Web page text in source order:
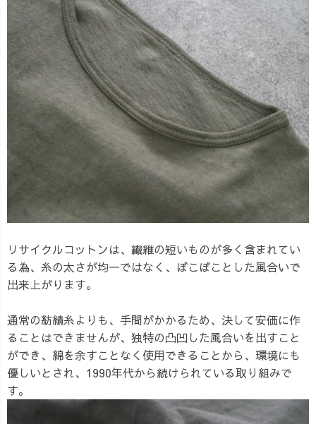
リサイクルコットンは、繊維の短いものが多く含まれてい
る為、糸の太さが均一ではなく、ぼこぼことした風合いで
出来上がります。
通常の紡績糸よりも、手間がかかるため、決して安価に作
ることはできませんが、独特の凸凹した風合いを出すこと
ができ、綿を余すことなく使用できることから、環境にも
優しいとされ、1990年代から続けられている取り組みで
す。